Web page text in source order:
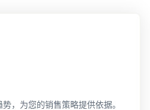
，为您的销售策略提供依据。